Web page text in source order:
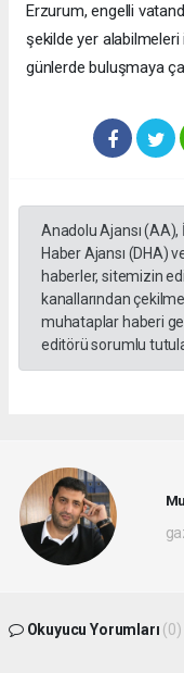
Erzurum, engelli
şekilde yer alabilmeleri
günlerde buluşmaya
Anadolu Ajansı (AA),
Haber Ajansı (DHA)
haberler, sitemizin
kanallarından
muhataplar haberi
editörü sorumlu
Okuyucu Yorumları (0)